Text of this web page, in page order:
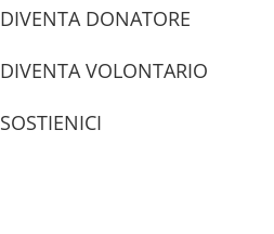
DIVENTA DONATORE
DIVENTA VOLONTARIO
SOSTIENICI